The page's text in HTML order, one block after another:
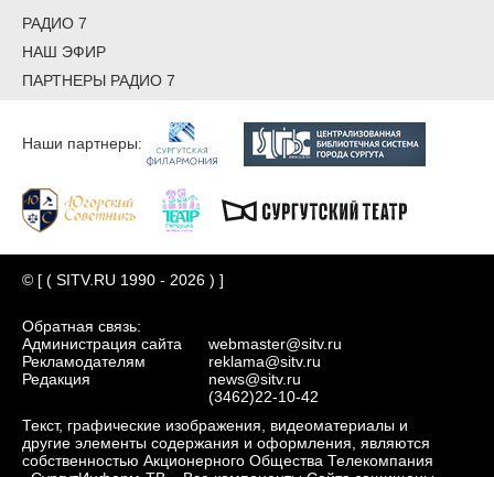
РАДИО 7
НАШ ЭФИР
ПАРТНЕРЫ РАДИО 7
Наши партнеры:
© [ ( SITV.RU 1990 - 2026 ) ]
Обратная связь:
Администрация сайта
Рекламодателям
Редакция
webmaster@sitv.ru
reklama@sitv.ru
news@sitv.ru
(3462)22-10-42
Текст, графические изображения, видеоматериалы и
другие элементы содержания и оформления, являются
собственностью Акционерного Общества Телекомпания